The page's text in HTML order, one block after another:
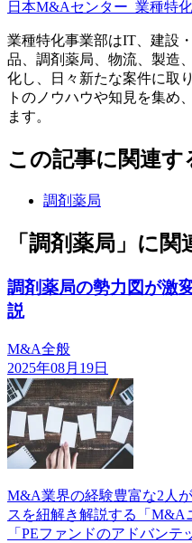
日本M&Aセンター 業種特
業種特化事業部はIT、建設
品、調剤薬局、物流、製造
化し、日々新たな案件に取
トのノウハウや知見を集め
ます。
この記事に関連す
調剤薬局
「調剤薬局」に
調剤薬局の勢力図が激
説
M&A全般
2025年08月19日
M&A業界の経験豊富な2人
スを紐解き解説する「M&A
「PEファンドのアドバン